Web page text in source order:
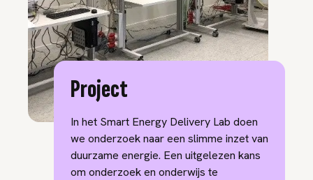
Project
In het Smart Energy Delivery Lab doen
we onderzoek naar een slimme inzet van
duurzame energie. Een uitgelezen kans
om onderzoek en onderwijs te